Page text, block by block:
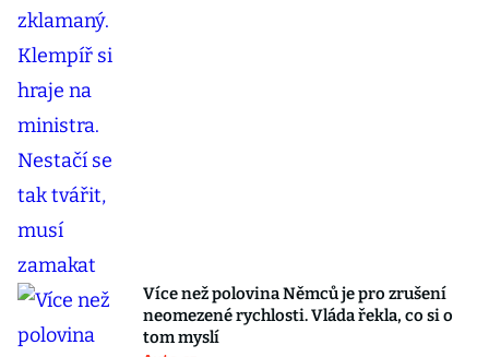
Více než polovina Němců je pro zrušení
neomezené rychlosti. Vláda řekla, co si o
tom myslí